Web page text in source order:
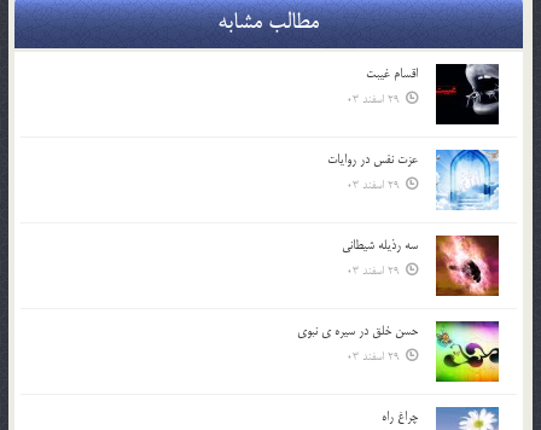
مطالب مشابه
اقسام غيبت
29 اسفند 03
عزت نفس در روايات
29 اسفند 03
سه رذیله شیطانی
29 اسفند 03
حسن خلق در سيره ي نبوي
29 اسفند 03
چراغ راه